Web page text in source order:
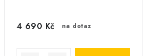
na dotaz
4 690 Kč